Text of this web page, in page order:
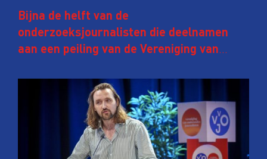
Bijna de helft van de
onderzoeksjournalisten die deelnamen
aan een peiling van de Vereniging van
afgelopen twee jaar te maken met
juridische dreiging of een juridische
procedure rond het eigen werk. Dat kost
journalisten tijd, ook ervaren zij stress en
soms worden publicaties aangepast of